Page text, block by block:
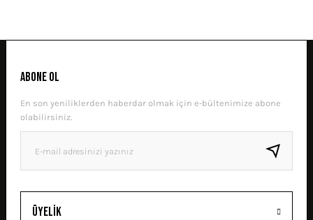
Ürün fiyatı diğer sitelerden daha pahalı.
Bu ürüne benzer farklı alternatifler olmalı.
GÖNDER
Üyelik
ABONE OL
En son yeniliklerden haberdar olmak için e-bültenimize abone
olabilirsiniz.